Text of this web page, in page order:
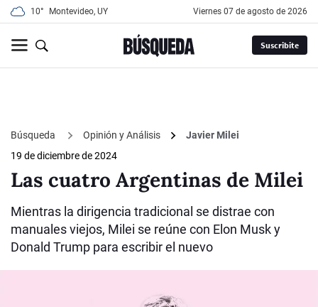
10° Montevideo, UY viernes 07 de agosto de 2026
Suscribite
Búsqueda Opinión y Análisis
Javier Milei
19 de diciembre de 2024
Las cuatro Argentinas de Milei
Mientras la dirigencia tradicional se distrae con
manuales viejos, Milei se reúne con Elon Musk y
Donald Trump para escribir el nuevo